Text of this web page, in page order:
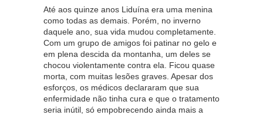
Até aos quinze anos Liduína era uma menina
como todas as demais. Porém, no inverno
daquele ano, sua vida mudou completamente.
Com um grupo de amigos foi patinar no gelo e
em plena descida da montanha, um deles se
chocou violentamente contra ela. Ficou quase
morta, com muitas lesões graves. Apesar dos
esforços, os médicos declararam que sua
enfermidade não tinha cura e que o tratamento
seria inútil, só empobrecendo ainda mais a